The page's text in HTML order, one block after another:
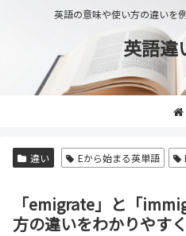
英語の意味や使い方の違いを
英語違
違い Eから始まる英単語
「emigrate」と「
方の違いをわかりやす